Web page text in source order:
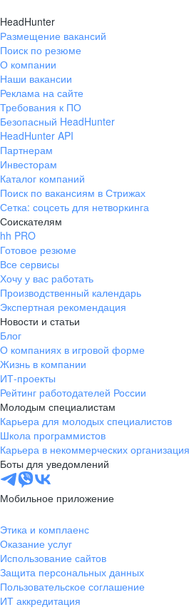
HeadHunter
Размещение вакансий
Поиск по резюме
О компании
Наши вакансии
Реклама на сайте
Требования к ПО
Безопасный HeadHunter
HeadHunter API
Партнерам
Инвесторам
Каталог компаний
Поиск по вакансиям в Стрижах
Сетка: соцсеть для нетворкинга
Соискателям
hh PRO
Готовое резюме
Все сервисы
Хочу у вас работать
Производственный календарь
Экспертная рекомендация
Новости и статьи
Блог
О компаниях в игровой форме
Жизнь в компании
ИТ-проекты
Рейтинг работодателей России
Молодым специалистам
Карьера для молодых специалистов
Школа программистов
Карьера в некоммерческих
Боты для уведомлений
Мобильное приложение
Этика и комплаенс
Оказание услуг
Использование сайтов
Защита персональных данных
Пользовательское соглашение
ИТ аккредитация